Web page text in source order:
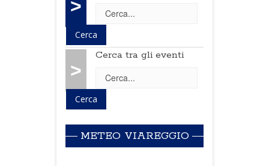
>
>
Cerca tra gli eventi
METEO VIAREGGIO